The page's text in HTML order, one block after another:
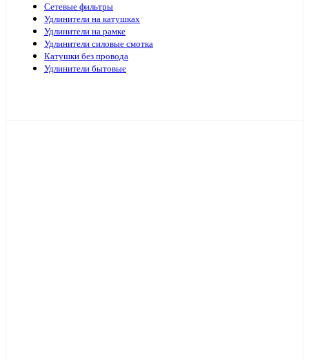
Сетевые фильтры
Удлинители на катушках
Удлинители на рамке
Удлинители силовые смотка
Катушки без провода
Удлинители бытовые